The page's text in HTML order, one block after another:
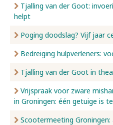
Tjalling van der Goot:
helpt
Poging doodslag? Vijf jaar
Bedreiging hulpverleners:
Tjalling van der Goot in
Vrijspraak voor zware
in Groningen: één getuige is
Scootermeeting Groningen: